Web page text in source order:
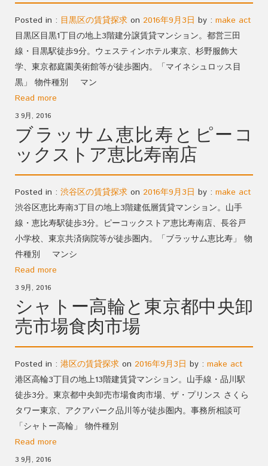
Posted in : 目黒区の賃貸探求 on 2016年9月3日 by : make act
目黒区目黒1丁目の地上3階建分譲賃貸マンション。都営三田
線・目黒駅徒歩9分。ウェスティンホテル東京、杉野服飾大
学、東京都庭園美術館等が徒歩圏内。「マイネシュロッス目
黒」 物件種別 マン
Read more
3 9月, 2016
ブラッサム恵比寿とピーコ
ックストア恵比寿南店
Posted in : 渋谷区の賃貸探求 on 2016年9月3日 by : make act
渋谷区恵比寿南3丁目の地上3階建低層賃貸マンション。山手
線・恵比寿駅徒歩3分。ピーコックストア恵比寿南店、長谷戸
小学校、東京共済病院等が徒歩圏内。「ブラッサム恵比寿」 物
件種別 マンシ
Read more
3 9月, 2016
シャトー高輪と東京都中央卸
売市場食肉市場
Posted in : 港区の賃貸探求 on 2016年9月3日 by : make act
港区高輪3丁目の地上13階建賃貸マンション。山手線・品川駅
徒歩3分。東京都中央卸売市場食肉市場、ザ・プリンス さくら
タワー東京、アクアパーク品川等が徒歩圏内。事務所相談可
「シャトー高輪」 物件種別
Read more
3 9月, 2016